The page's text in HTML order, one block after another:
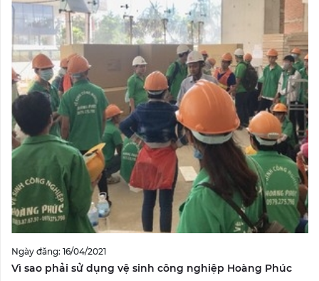
Ngày đăng: 16/04/2021
Vì sao phải sử dụng vệ sinh công nghiệp Hoàng Phúc